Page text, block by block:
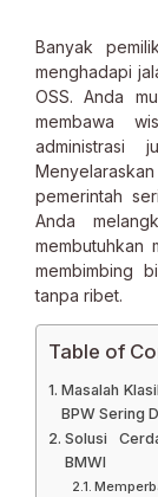
Banyak
menghadapi
OSS. Anda
membawa
administrasi
pemerintah
Anda
membutuhkan
membimbing
tanpa ribet.
Table of
Masalah
BPW Sering
Solusi
BMWI